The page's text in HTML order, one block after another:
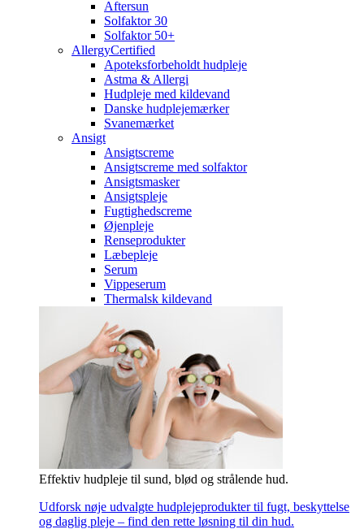
Aftersun
Solfaktor 30
Solfaktor 50+
AllergyCertified
Apoteksforbeholdt hudpleje
Astma & Allergi
Hudpleje med kildevand
Danske hudplejemærker
Svanemærket
Ansigt
Ansigtscreme
Ansigtscreme med solfaktor
Ansigtsmasker
Ansigtspleje
Fugtighedscreme
Øjenpleje
Renseprodukter
Læbepleje
Serum
Vippeserum
Thermalsk kildevand
Effektiv hudpleje til sund, blød og strålende hud.
Udforsk nøje udvalgte hudplejeprodukter til fugt, beskyttelse
og daglig pleje – find den rette løsning til din hud.